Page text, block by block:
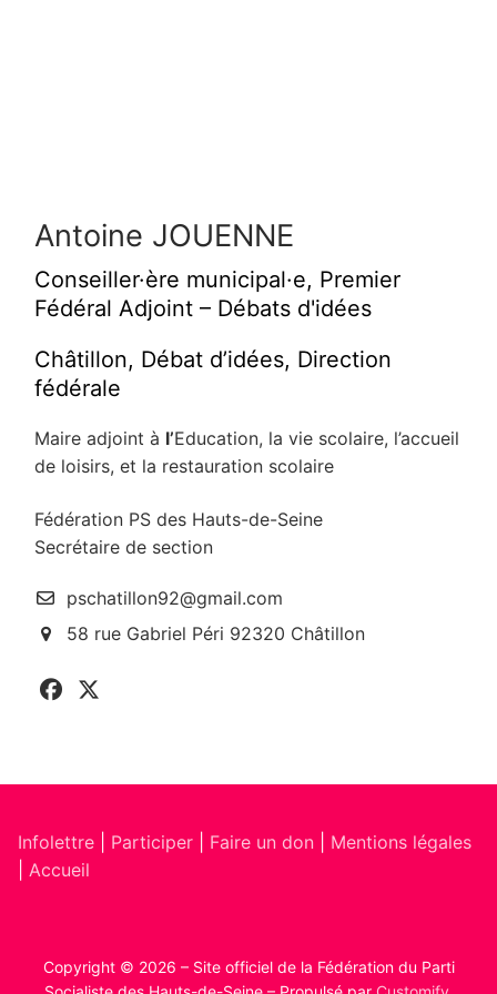
Antoine JOUENNE
Conseiller·ère municipal·e, Premier
Fédéral Adjoint – Débats d'idées
Châtillon, Débat d’idées, Direction
fédérale
Maire adjoint à l’Education, la vie scolaire, l’accueil
de loisirs, et la restauration scolaire
Fédération PS des Hauts-de-Seine
Secrétaire de section
pschatillon92@gmail.com
58 rue Gabriel Péri 92320 Châtillon
Infolettre Participer Faire un don
Mentions légales
Accueil
Copyright © 2026 – Site officiel de la Fédération du Parti